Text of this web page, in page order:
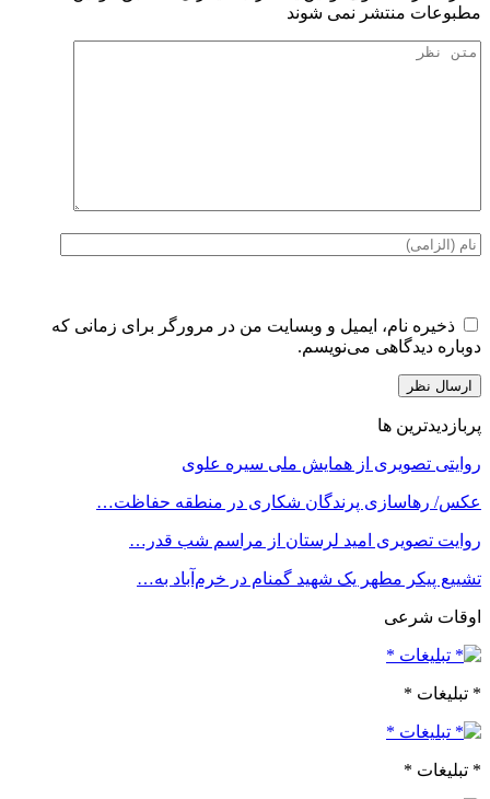
مطبوعات منتشر نمی شوند
ذخیره نام، ایمیل و وبسایت من در مرورگر برای زمانی که
دوباره دیدگاهی می‌نویسم.
پربازدیدترین ها
روایتی تصویری از همایش ملی سیره علوی
عکس/ رهاسازی پرندگان شکاری در منطقه حفاظت…
روایت تصویری امید لرستان از مراسم شب قدر…
تشییع پیکر مطهر یک شهید گمنام در خرم‌آباد به…
اوقات شرعی
* تبلیغات *
* تبلیغات *